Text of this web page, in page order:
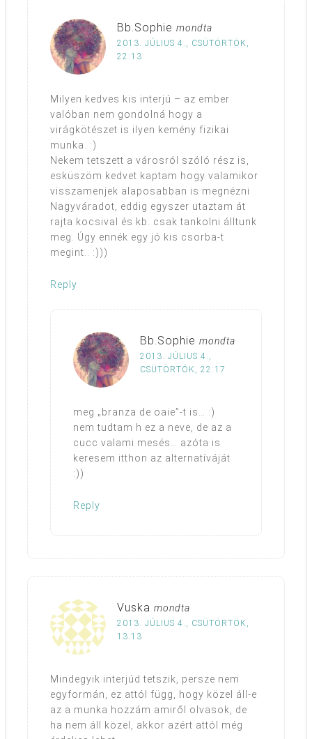
Bb.Sophie mondta
2013. JÚLIUS 4., CSÜTÖRTÖK,
22:13
Milyen kedves kis interjú – az ember
valóban nem gondolná hogy a
virágkötészet is ilyen kemény fizikai
munka. :)
Nekem tetszett a városról szóló rész is,
esküszöm kedvet kaptam hogy valamikor
visszamenjek alaposabban is megnézni
Nagyváradot, eddig egyszer utaztam át
rajta kocsival és kb. csak tankolni álltunk
meg. Úgy ennék egy jó kis csorba-t
megint.. :)))
Reply
Bb.Sophie mondta
2013. JÚLIUS 4.,
CSÜTÖRTÖK, 22:17
meg „branza de oaie”-t is… :)
nem tudtam h ez a neve, de az a
cucc valami mesés… azóta is
keresem itthon az alternatíváját
:))
Reply
Vuska mondta
2013. JÚLIUS 4., CSÜTÖRTÖK,
13:13
Mindegyik interjúd tetszik, persze nem
egyformán, ez attól függ, hogy közel áll-e
az a munka hozzám amiről olvasok, de
ha nem áll közel, akkor azért attól még